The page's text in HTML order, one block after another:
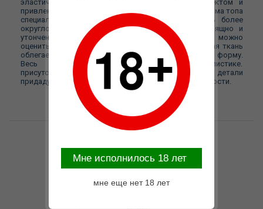
эластичного черного материала с мокрым эффектом и
привлекает внимание своей необычной формой, Форма топа
специально разработана с целью сделать грудь более
округлой и аппетитной.Спереди они выглядят изящно и
утонченно, но их настоящую привлекательность можно
оценить, только увидев со спины. Черная эластичная ткань
облегает аппетитные ягодицы, подчеркивают их форму.
Весь комплект выполнен в единой стилистике.
присутствующие на бюстгальтере и шортах, все эти детали
придадут вашему образу утонченности и оригинальности.
Mне исполнилось 18 лет
мне еще нет 18 лет